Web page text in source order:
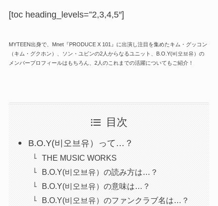
[toc heading_levels=”2,3,4,5″]
MYTEEN出身で、Mnet『PRODUCE X 101』に出演し注目を集めたキム・グッコン
（キム・グクホン）、ソン・ユビンの2人からなるユニット、B.O.Y(비오브유）の
メンバープロフィールはもちろん、2人のこれまでの活躍についてもご紹介！
目次
B.O.Y(비오브유）って…？
THE MUSIC WORKS
B.O.Y(비오브유）の読み方は…？
B.O.Y(비오브유）の意味は…？
B.O.Y(비오브유）のファンクラブ名は…？